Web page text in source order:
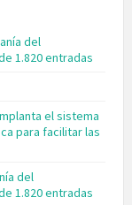
del
1.820 entradas
el sistema
para facilitar las
del
1.820 entradas